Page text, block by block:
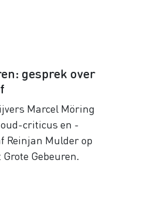
gesprek over
Marcel Möring
criticus en -
Reinjan Mulder op
Gebeuren.